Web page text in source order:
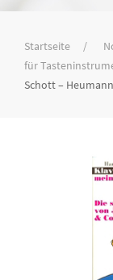
Startseite
für
Schott –